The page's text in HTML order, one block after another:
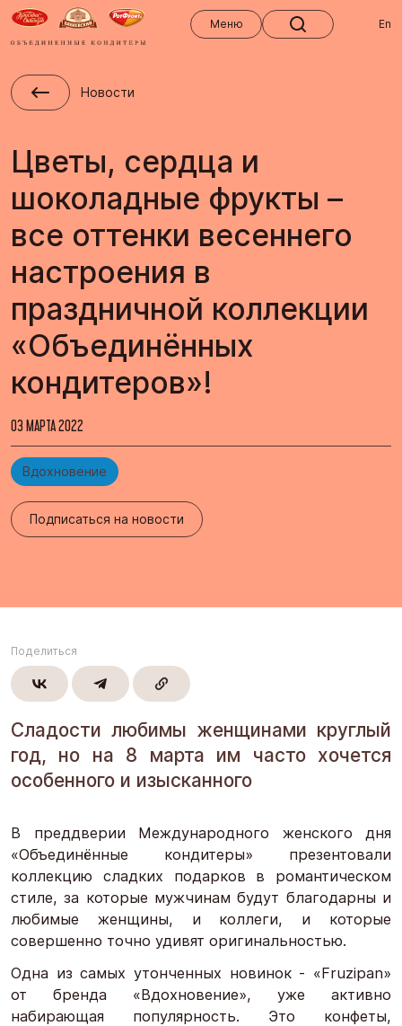
Меню
En
Новости
Цветы, сердца и
шоколадные фрукты –
все оттенки весеннего
настроения в
праздничной коллекции
«Объединённых
кондитеров»!
03 МАРТА 2022
Вдохновение
Подписаться на новости
Поделиться
Сладости любимы женщинами круглый
год, но на 8 марта им часто хочется
особенного и изысканного
В преддверии Международного женского дня
«Объединённые кондитеры» презентовали
коллекцию сладких подарков в романтическом
стиле, за которые мужчинам будут благодарны и
любимые женщины, и коллеги, и которые
совершенно точно удивят оригинальностью.
Одна из самых утонченных новинок - «Fruzipan»
от бренда «Вдохновение», уже активно
набирающая популярность. Это конфеты,